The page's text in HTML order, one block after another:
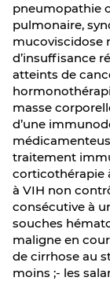
pneumopathie
pulmonaire,
mucoviscidose
d’insuffisance
atteints de
masse
d’une
traitement
corticothérapie
à VIH non
consécutive à
souches
maligne en
de cirrhose au
moins ;- les